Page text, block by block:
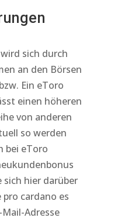
sich durch
an den Börsen
Ein eToro
einen höheren
von anderen
so werden
bei eToro
hier darüber
cardano es
Adresse